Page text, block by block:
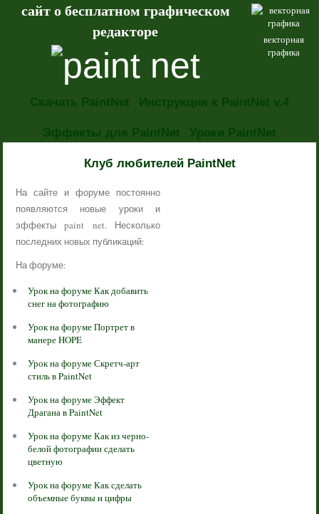
векторная
графика
сайт о бесплатном графическом
редакторе
Скачать PaintNet Инструкция к PaintNet v.4
Эффекты для PaintNet Уроки PaintNet
Клуб любителей PaintNet
На сайте и форуме постоянно
появляются новые уроки и
эффекты paint net. Несколько
последних новых публикаций:
На форуме:
Урок на форуме Как добавить
снег на фотографию
Урок на форуме Портрет в
манере HOPE
Урок на форуме Скретч-арт
стиль в PaintNet
Урок на форуме Эффект
Драгана в PaintNet
Урок на форуме Как из черно-
белой фотографии сделать
цветную
Урок на форуме Как сделать
объемные буквы и цифры